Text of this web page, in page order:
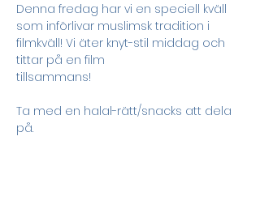
Denna fredag ​​har vi en speciell kväll
som införlivar muslimsk tradition i
filmkväll! Vi äter knyt-stil middag och
tittar på en film
tillsammans!
Ta med en halal-rätt/snacks att dela
på.